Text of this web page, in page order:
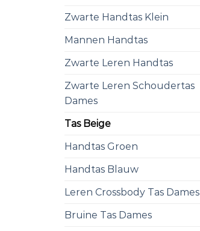
Zwarte Handtas Klein
Mannen Handtas
Zwarte Leren Handtas
Zwarte Leren Schoudertas
Dames
Tas Beige
Handtas Groen
Handtas Blauw
Leren Crossbody Tas Dames
Bruine Tas Dames